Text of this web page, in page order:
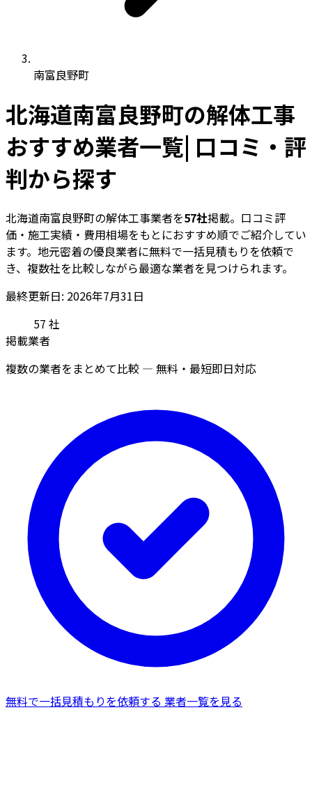
南富良野町
北海道南富良野町の解体工事
おすすめ業者一覧| 口コミ・評
判から探す
北海道南富良野町の解体工事業者を57社掲載。口コミ評
価・施工実績・費用相場をもとにおすすめ順でご紹介してい
ます。地元密着の優良業者に無料で一括見積もりを依頼で
き、複数社を比較しながら最適な業者を見つけられます。
最終更新日: 2026年7月31日
57 社
掲載業者
複数の業者をまとめて比較 — 無料・最短即日対応
無料で一括見積もりを依頼する 業者一覧を見る